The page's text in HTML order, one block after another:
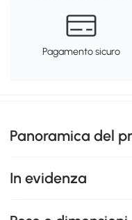
Pagamento sicuro
Panoramica del
In evidenza